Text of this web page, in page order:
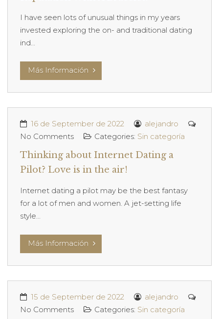
I have seen lots of unusual things in my years
invested exploring the on- and traditional dating
ind...
Más Información
16 de September de 2022
alejandro
No Comments
Categories: Sin categoría
Thinking about Internet Dating a
Pilot? Love is in the air!
Internet dating a pilot may be the best fantasy
for a lot of men and women. A jet-setting life
style...
Más Información
15 de September de 2022
alejandro
No Comments
Categories: Sin categoría